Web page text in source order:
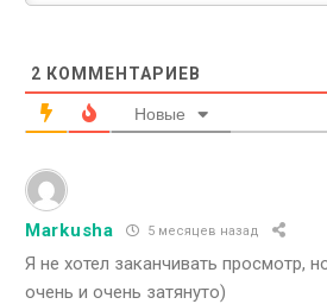
2 КОММЕНТАРИЕВ
Новые
Markusha 5 месяцев назад
Я не хотел заканчивать просмотр,
очень и очень затянуто)